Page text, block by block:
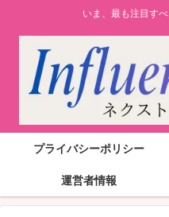
いま、最も注目す
プライバシーポリシー
運営者情報